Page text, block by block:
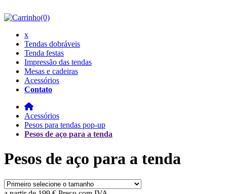
(0)
x
Tendas dobráveis
Tenda festas
Impressão das tendas
Mesas e cadeiras
Acessórios
Contato
Acessórios
Pesos para tendas pop-up
Pesos de aço para a tenda
Pesos de aço para a tenda